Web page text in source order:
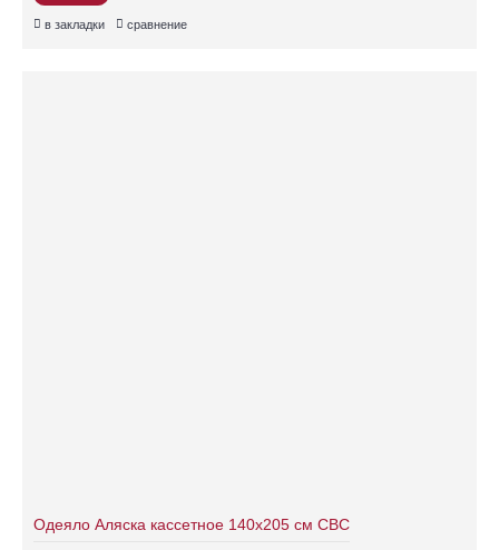
в закладки сравнение
Одеяло Аляска кассетное 140х205 см СВС